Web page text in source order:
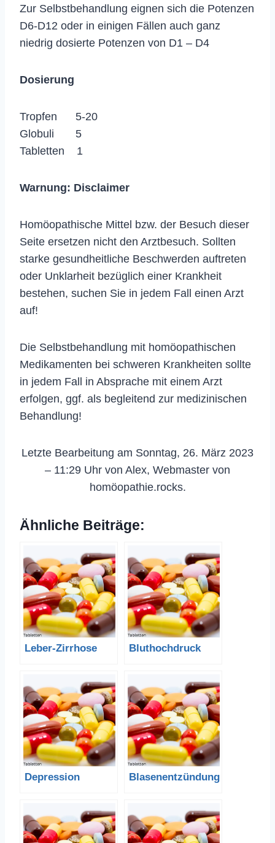
Zur Selbstbehandlung eignen sich die Potenzen
D6-D12 oder in einigen Fällen auch ganz
niedrig dosierte Potenzen von D1 – D4
Dosierung
Tropfen 5-20
Globuli 5
Tabletten 1
Warnung: Disclaimer
Homöopathische Mittel bzw. der Besuch dieser
Seite ersetzen nicht den Arztbesuch. Sollten
starke gesundheitliche Beschwerden auftreten
oder Unklarheit bezüglich einer Krankheit
bestehen, suchen Sie in jedem Fall einen Arzt
auf!
Die Selbstbehandlung mit homöopathischen
Medikamenten bei schweren Krankheiten sollte
in jedem Fall in Absprache mit einem Arzt
erfolgen, ggf. als begleitend zur medizinischen
Behandlung!
Letzte Bearbeitung am Sonntag, 26. März 2023
– 11:29 Uhr von Alex, Webmaster von
homöopathie.rocks.
Ähnliche Beiträge:
Leber-Zirrhose Bluthochdruck
Depression Blasenentzündung